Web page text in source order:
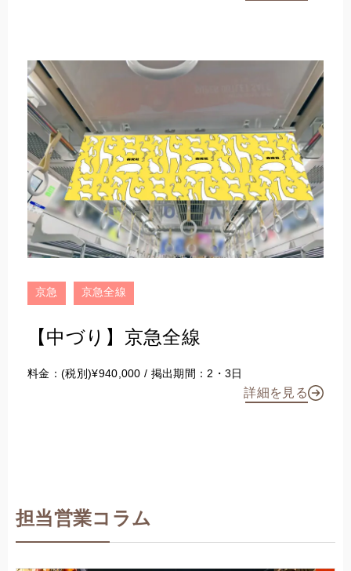
京急 京急全線
【中づり】京急全線
料金：(税別)¥940,000 / 掲出期間：2・3日
詳細を見る
担当営業コラム